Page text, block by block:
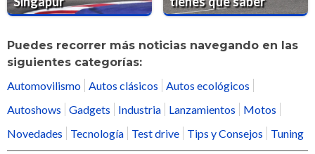
Puedes recorrer más noticias navegando en las
siguientes categorías:
Automovilismo Autos clásicos
Autos ecológicos
Autoshows
Gadgets Industria Lanzamientos
Motos
Novedades
Tecnología Test drive Tips y Consejos Tuning